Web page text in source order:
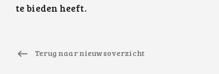
te bieden heeft.
Terug naar nieuwsoverzicht